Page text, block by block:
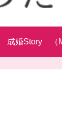
成婚Story （